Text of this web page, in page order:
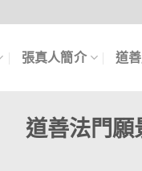
張真人簡介 道
道善法門願